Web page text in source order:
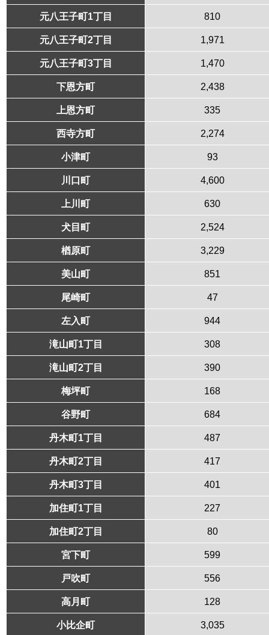
元八王子町1丁目 810
元八王子町2丁目 1,971
元八王子町3丁目 1,470
下恩方町 2,438
上恩方町 335
西寺方町 2,274
小津町 93
川口町 4,600
上川町 630
犬目町 2,524
楢原町 3,229
美山町 851
尾崎町 47
左入町 944
滝山町1丁目 308
滝山町2丁目 390
梅坪町 168
谷野町 684
丹木町1丁目 487
丹木町2丁目 417
丹木町3丁目 401
加住町1丁目 227
加住町2丁目 80
宮下町 599
戸吹町 556
高月町 128
小比企町 3,035